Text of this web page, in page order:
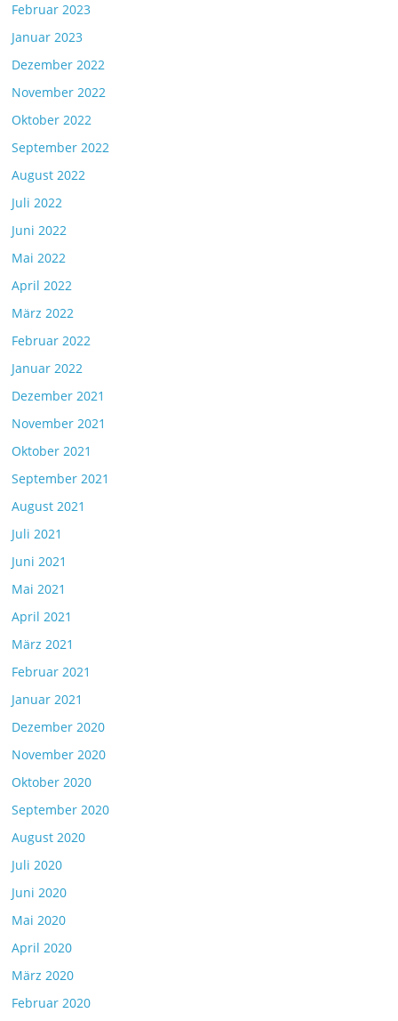
Februar 2023
Januar 2023
Dezember 2022
November 2022
Oktober 2022
September 2022
August 2022
Juli 2022
Juni 2022
Mai 2022
April 2022
März 2022
Februar 2022
Januar 2022
Dezember 2021
November 2021
Oktober 2021
September 2021
August 2021
Juli 2021
Juni 2021
Mai 2021
April 2021
März 2021
Februar 2021
Januar 2021
Dezember 2020
November 2020
Oktober 2020
September 2020
August 2020
Juli 2020
Juni 2020
Mai 2020
April 2020
März 2020
Februar 2020